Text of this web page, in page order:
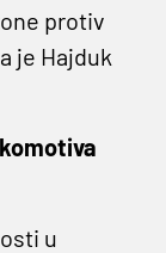
protiv
je Hajduk
u